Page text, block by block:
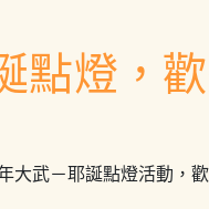
點燈，
大武－耶誕點燈活動，